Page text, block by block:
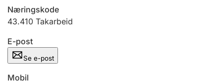
Offentlig sektor
Andre tema
Næringskode
43.410 Takarbeid
E-post
Se e-post
Mobil